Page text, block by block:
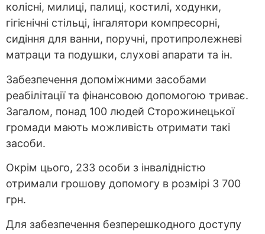
колісні, милиці, палиці, костилі, ходунки,
гігієнічні стільці, інгалятори компресорні,
сидіння для ванни, поручні, протипролежневі
матраци та подушки, слухові апарати та ін.
Забезпечення допоміжними засобами
реабілітації та фінансовою допомогою триває.
Загалом, понад 100 людей Сторожинецької
громади мають можливість отримати такі
засоби.
Окрім цього, 233 особи з інвалідністю
отримали грошову допомогу в розмірі 3 700
грн.
Для забезпечення безперешкодного доступу